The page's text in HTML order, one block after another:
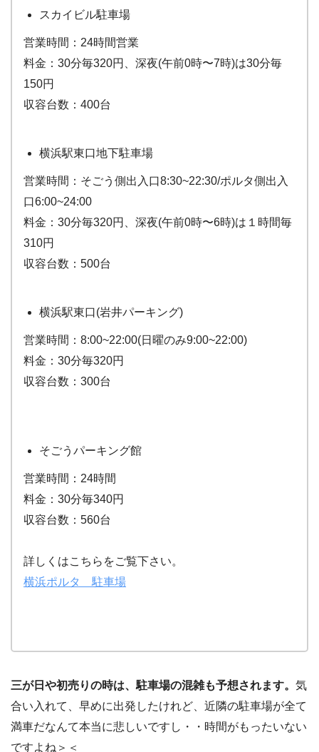
スカイビル駐車場
営業時間：24時間営業
料金：30分毎320円、深夜(午前0時〜7時)は30分毎
150円
収容台数：400台
横浜駅東口地下駐車場
営業時間：そごう側出入口8:30~22:30/ポルタ側出入
口6:00~24:00
料金：30分毎320円、深夜(午前0時〜6時)は１時間毎
310円
収容台数：500台
横浜駅東口(岩井パーキング)
営業時間：8:00~22:00(日曜のみ9:00~22:00)
料金：30分毎320円
収容台数：300台
そごうパーキング館
営業時間：24時間
料金：30分毎340円
収容台数：560台
詳しくはこちらをご覧下さい。
横浜ポルタ 駐車場
三が日や初売りの時は、駐車場の混雑も予想されます。 気
合い入れて、早めに出発したけれど、近隣の駐車場が全て
満車だなんて本当に悲しいですし・・時間がもったいない
ですよね＞＜